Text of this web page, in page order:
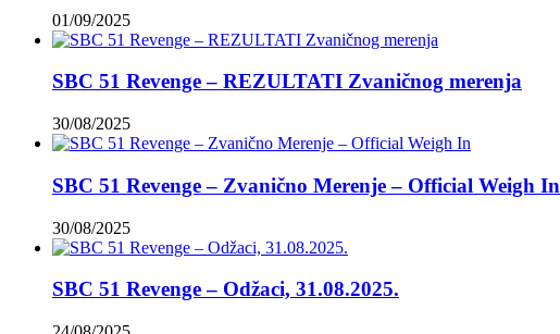
01/09/2025
SBC 51 Revenge – REZULTATI Zvaničnog merenja
30/08/2025
SBC 51 Revenge – Zvanično Merenje – Official Weigh In
30/08/2025
SBC 51 Revenge – Odžaci, 31.08.2025.